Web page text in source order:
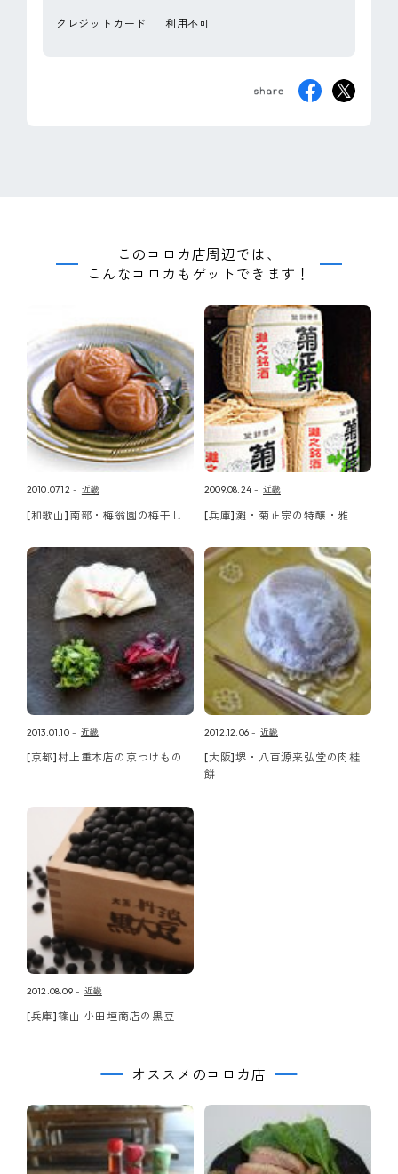
クレジットカード 利用不可
このコロカ店周辺では、
こんなコロカもゲットできます！
2010.07.12 近畿
[和歌山]南部・梅翁園の梅干し
2009.08.24 近畿
[兵庫]灘・菊正宗の特醸・雅
2013.01.10 近畿
[京都]村上重本店の京つけもの
2012.12.06 近畿
[大阪]堺・八百源来弘堂の肉桂
餅
2012.08.09 近畿
[兵庫]篠山 小田垣商店の黒豆
オススメのコロカ店